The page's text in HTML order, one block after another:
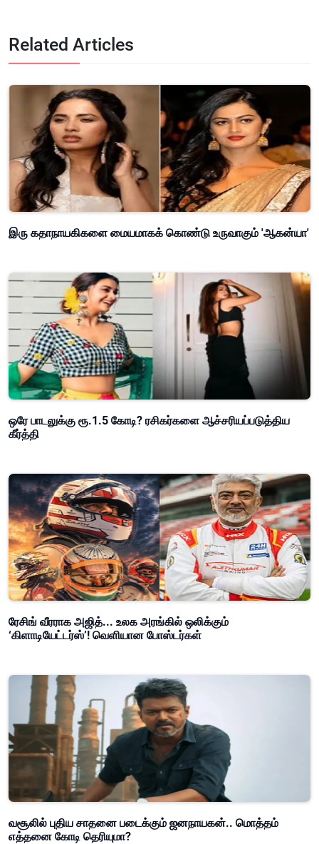
Related Articles
இரு கதாநாயகிகளை மையமாகக் கொண்டு உருவாகும் 'ஆகன்யா'
ஒரே பாடலுக்கு ரூ.1.5 கோடி? ரசிகர்களை ஆச்சரியப்படுத்திய
கீர்த்தி
ரேசிங் வீரராக அஜித்... உலக அரங்கில் ஒலிக்கும்
‘கிளாடியேட்டர்ஸ்’! வெளியான போஸ்டர்கள்
வசூலில் புதிய சாதனை படைக்கும் ஜனநாயகன்.. மொத்தம்
எத்தனை கோடி தெரியுமா?